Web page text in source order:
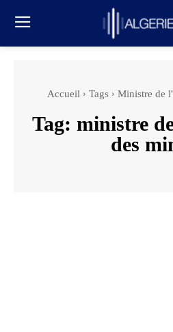
Accueil Tags Ministre de
Tag: ministre
des